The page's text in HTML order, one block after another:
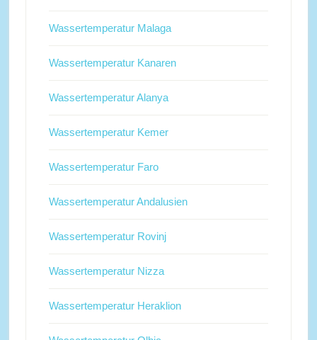
Wassertemperatur Malaga
Wassertemperatur Kanaren
Wassertemperatur Alanya
Wassertemperatur Kemer
Wassertemperatur Faro
Wassertemperatur Andalusien
Wassertemperatur Rovinj
Wassertemperatur Nizza
Wassertemperatur Heraklion